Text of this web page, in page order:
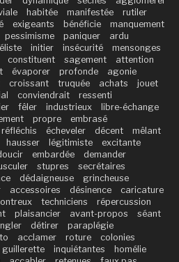
habitée manifestée
rutiler
exigeants bénéficie
manquement
pessimisme paniquer
ardu
initier insécurité
mensonges
constituent sagement
attention
évaporer profonde
agonie
croissant truquée achats
jouet
conviendrait
ressenti
fêler industrieux
libre-échange
propre
embrasé
réfléchis écheveler décent
mêlant
hausser légitimiste
excitante
embardée
demander
stupres
secrétaires
dédaigneuse
grincheuse
accessoires désinence
caricature
techniciens
répercussion
plaisancier avant-propos
séant
détirer
paraplégie
acclamer roture
colonies
guillerette inquiétantes
homélie